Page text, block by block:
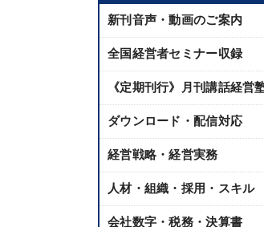
新刊音声・動画のご案内
全国経営者セミナー収録
《定期刊行》月刊講話経営
ダウンロード・配信対応
経営戦略・経営実務
人材・組織・採用・スキル
会社数字・税務・決算書